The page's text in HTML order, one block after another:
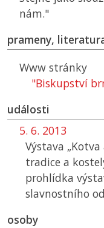
nám."
prameny,
Www stránky
"Biskupství
události
5. 6. 2013
Výstava
tradice a
prohlídka
slavnostního
osoby